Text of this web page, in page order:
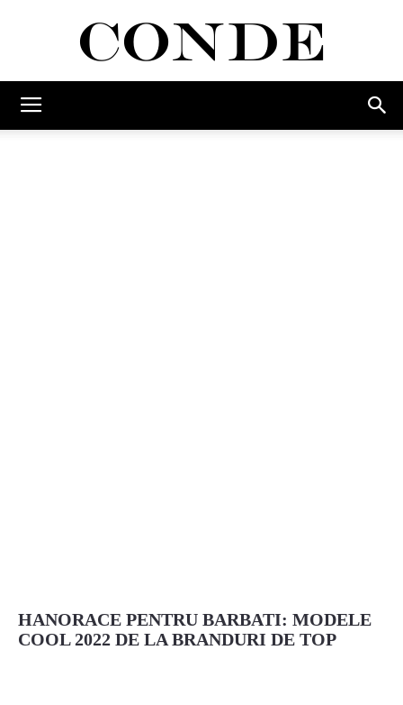
HANORACE PENTRU BARBATI: MODELE
COOL 2022 DE LA BRANDURI DE TOP